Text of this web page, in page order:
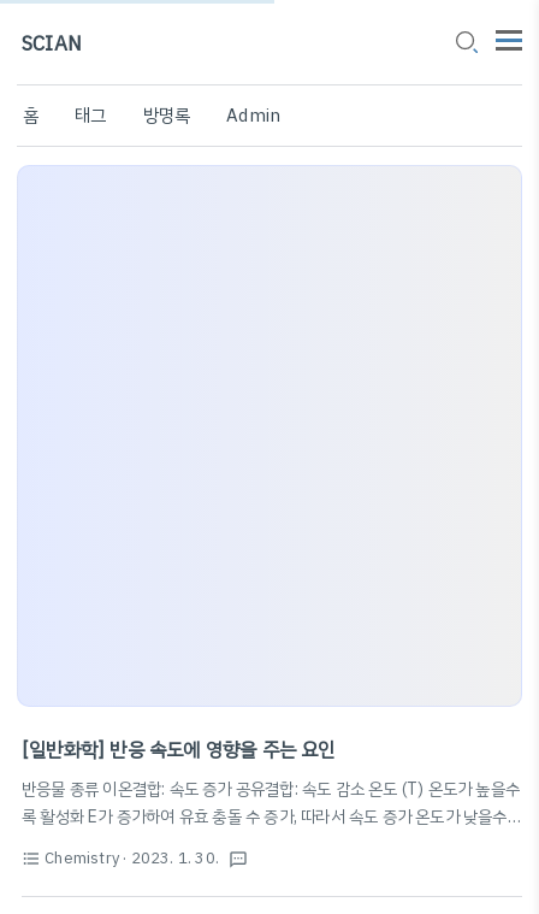
SCIAN
홈 태그 방명록 Admin
[일반화학] 반응 속도에 영향을 주는 요인
반응물 종류 이온결합: 속도 증가 공유결합: 속도 감소 온도 (T) 온도가 높을수
록 활성화 E가 증가하여 유효 충돌 수 증가, 따라서 속도 증가 온도가 낮을수록
을수록(V가 낮을수록) 유효 충돌 수가 증가하여 속도 증가 압력이 낮을수록(V
가 높을수록) 유효 충돌 수가 감소하여 속도 감소 촉매 정촉매: 활성화 E 감소,
format_list_bulleted Chemistry · 2023. 1. 30. textsms